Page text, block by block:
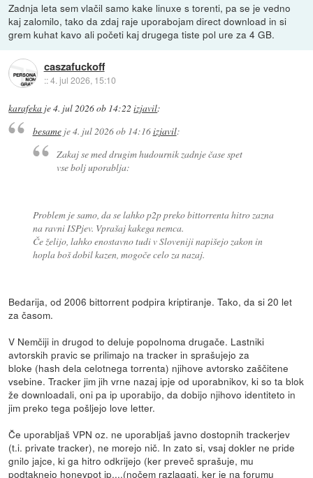
Zadnja leta sem vlačil samo kake linuxe s torenti, pa se je vedno
kaj zalomilo, tako da zdaj raje uporabojam direct download in si
grem kuhat kavo ali početi kaj drugega tiste pol ure za 4 GB.
caszafuckoff
::4. jul 2026, 15:10
karafeka je4. jul 2026 ob 14:22 izjavil:
besameje4. jul 2026 ob 14:16izjavil:
Zakaj se med drugim hudournik zadnje čase spet
vse bolj uporablja:
Problem je samo, da se lahko p2p preko bittorrenta hitro zazna
na ravni ISPjev. Vprašaj kakega nemca.
Če želijo, lahko enostavno tudi v Sloveniji napišejo zakon in
hopla boš dobil kazen, mogoče celo za nazaj.
Bedarija, od 2006 bittorrent podpira kriptiranje. Tako, da si 20 let
za časom.
V Nemčiji in drugod to deluje popolnoma drugače. Lastniki
avtorskih pravic se prilimajo na tracker in sprašujejo za
bloke (hash dela celotnega torrenta) njihove avtorsko zaščitene
vsebine. Tracker jim jih vrne nazaj ipje od uporabnikov, ki so ta blok
že downloadali, oni pa ip uporabijo, da dobijo njihovo identiteto in
jim preko tega pošljejo love letter.
Če uporabljaš VPN oz. ne uporabljaš javno dostopnih trackerjev
(t.i. private tracker), ne morejo nič. In zato si, vsaj dokler ne pride
gnilo jajce, ki ga hitro odkrijejo (ker preveč sprašuje, mu
podtaknejo honeypot ip,...(nočem razlagati, ker je na forumu